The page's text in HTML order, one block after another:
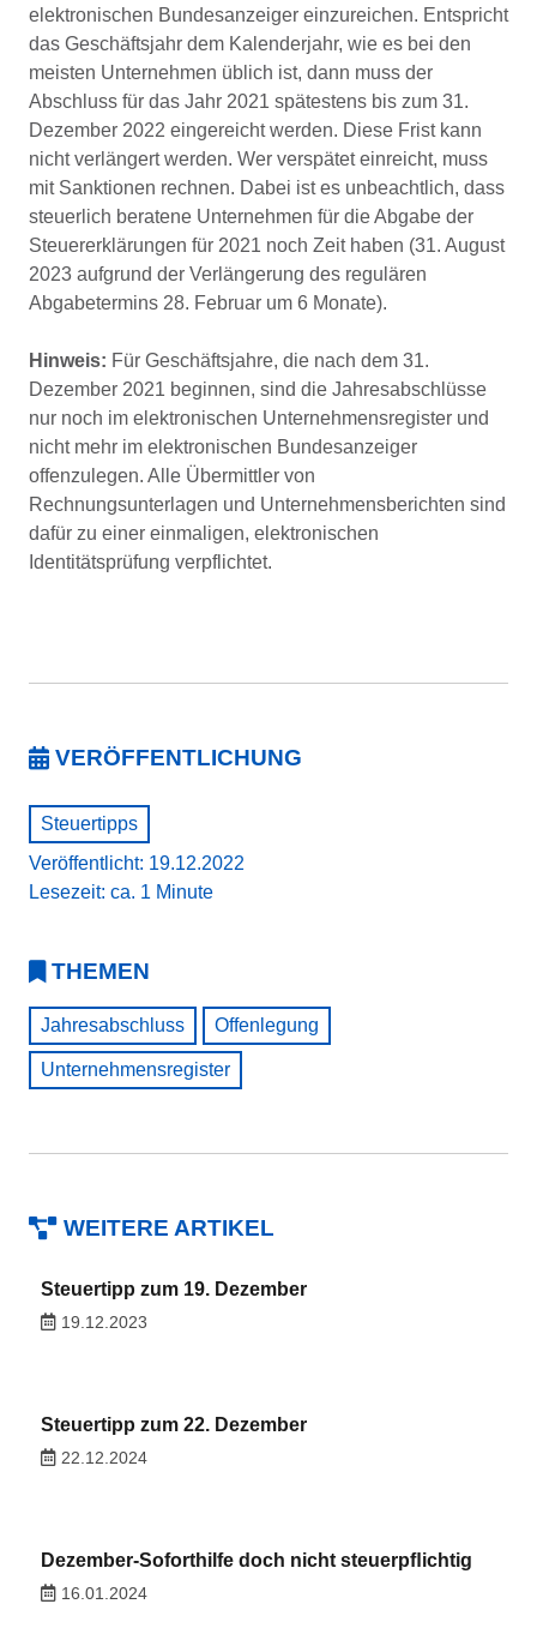
elektronischen Bundesanzeiger einzureichen. Entspricht
das Geschäftsjahr dem Kalenderjahr, wie es bei den
meisten Unternehmen üblich ist, dann muss der
Abschluss für das Jahr 2021 spätestens bis zum 31.
Dezember 2022 eingereicht werden. Diese Frist kann
nicht verlängert werden. Wer verspätet einreicht, muss
mit Sanktionen rechnen. Dabei ist es unbeachtlich, dass
steuerlich beratene Unternehmen für die Abgabe der
Steuererklärungen für 2021 noch Zeit haben (31. August
2023 aufgrund der Verlängerung des regulären
Abgabetermins 28. Februar um 6 Monate).
Hinweis: Für Geschäftsjahre, die nach dem 31.
Dezember 2021 beginnen, sind die Jahresabschlüsse
nur noch im elektronischen Unternehmensregister und
nicht mehr im elektronischen Bundesanzeiger
offenzulegen. Alle Übermittler von
Rechnungsunterlagen und Unternehmensberichten sind
dafür zu einer einmaligen, elektronischen
Identitätsprüfung verpflichtet.
VERÖFFENTLICHUNG
Steuertipps
Veröffentlicht: 19.12.2022
Lesezeit: ca. 1 Minute
THEMEN
Jahresabschluss Offenlegung
Unternehmensregister
WEITERE ARTIKEL
Steuertipp zum 19. Dezember
19.12.2023
Steuertipp zum 22. Dezember
22.12.2024
Dezember-Soforthilfe doch nicht steuerpﬂichtig
16.01.2024